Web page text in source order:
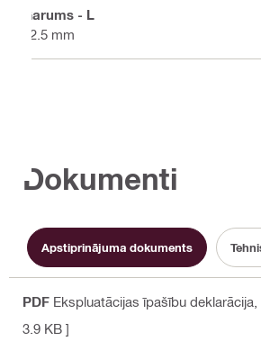
Garums - L
42.5 mm
Dokumenti
Apstiprinājuma dokuments
PDF Ekspluatācijas īpašību deklarācija
3.9 KB ]